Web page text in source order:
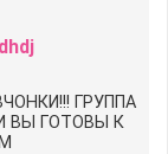
ГРУППА
ВЫ ГОТОВЫ К